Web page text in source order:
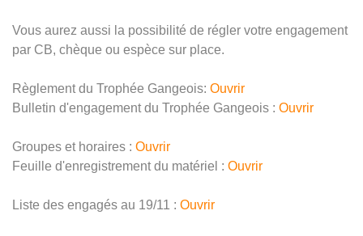
Vous aurez aussi la possibilité de régler votre engagement
par CB, chèque ou espèce sur place.
Règlement du Trophée Gangeois: Ouvrir
Bulletin d'engagement du Trophée Gangeois : Ouvrir
Groupes et horaires : Ouvrir
Feuille d'enregistrement du matériel : Ouvrir
Liste des engagés au 19/11 : Ouvrir